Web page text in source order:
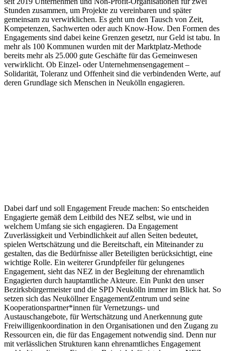
Stunden zusammen, um Projekte zu vereinbaren und später
gemeinsam zu verwirklichen. Es geht um den Tausch von Zeit,
Kompetenzen, Sachwerten oder auch Know-How. Den Formen des
Engagements sind dabei keine Grenzen gesetzt, nur Geld ist tabu. In
mehr als 100 Kommunen wurden mit der Marktplatz-Methode
bereits mehr als 25.000 gute Geschäfte für das Gemeinwesen
verwirklicht. Ob Einzel- oder Unternehmensengagement –
Solidarität, Toleranz und Offenheit sind die verbindenden Werte, auf
deren Grundlage sich Menschen in Neukölln engagieren.
Dabei darf und soll Engagement Freude machen: So entscheiden
Engagierte gemäß dem Leitbild des NEZ selbst, wie und in
welchem Umfang sie sich engagieren. Da Engagement
Zuverlässigkeit und Verbindlichkeit auf allen Seiten bedeutet,
spielen Wertschätzung und die Bereitschaft, ein Miteinander zu
gestalten, das die Bedürfnisse aller Beteiligten berücksichtigt, eine
wichtige Rolle. Ein weiterer Grundpfeiler für gelungenes
Engagement, sieht das NEZ in der Begleitung der ehrenamtlich
Engagierten durch hauptamtliche Akteure. Ein Punkt den unser
Bezirksbürgermeister und die SPD Neukölln immer im Blick hat. So
setzen sich das Neuköllner EngagementZentrum und seine
Kooperationspartner*innen für Vernetzungs- und
Austauschangebote, für Wertschätzung und Anerkennung gute
Freiwilligenkoordination in den Organisationen und den Zugang zu
Ressourcen ein, die für das Engagement notwendig sind. Denn nur
mit verlässlichen Strukturen kann ehrenamtliches Engagement